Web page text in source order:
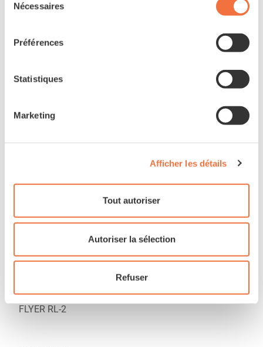
Nécessaires
Préférences
Statistiques
Marketing
Afficher les détails
Tout autoriser
Autoriser la sélection
Refuser
COMMANDE ET ÉCRAN
FIT Fast Charger 36V 6A
Accessoires
LUMIÈRE ARR.
FLYER RL-2